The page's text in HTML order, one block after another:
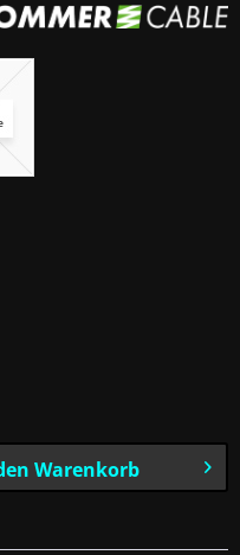
Warenkorb